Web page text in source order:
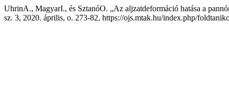
UhrinA., MagyarI., és SztanóO. „Az aljzatdeformáció hatása a
sz. 3, 2020. április, o. 273-82, https://ojs.mtak.hu/index.php/